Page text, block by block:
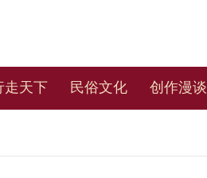
走天下 民俗文化 创作漫谈